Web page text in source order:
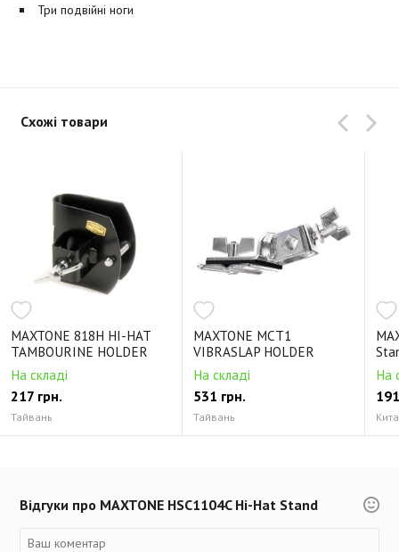
Три подвійні ноги
Схожі товари
MAXTONE 818H HI-HAT
TAMBOURINE HOLDER
На складі
217 грн.
Тайвань
MAXTONE MCT1
VIBRASLAP HOLDER
На складі
531 грн.
Тайвань
На
Відгуки про MAXTONE HSC1104C Hi-Hat Stand